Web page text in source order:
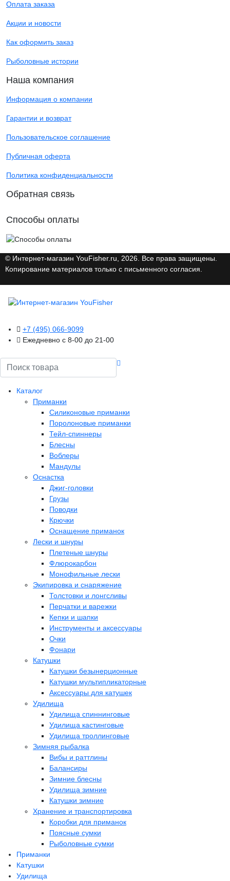
Оплата заказа
Акции и новости
Как оформить заказ
Рыболовные истории
Наша компания
Информация о компании
Гарантии и возврат
Пользовательское соглашение
Публичная оферта
Политика конфиденциальности
Обратная связь
Способы оплаты
© Интернет-магазин YouFisher.ru, 2026. Все права защищены.
Копирование материалов только с письменного согласия.
+7 (495) 066-9099
Ежедневно с 8-00 до 21-00
Поиск
Каталог
Приманки
Силиконовые приманки
Поролоновые приманки
Тейл-спиннеры
Блесны
Воблеры
Мандулы
Оснастка
Джиг-головки
Грузы
Поводки
Крючки
Оснащение приманок
Лески и шнуры
Плетеные шнуры
Флюрокарбон
Монофильные лески
Экипировка и снаряжение
Толстовки и лонгсливы
Перчатки и варежки
Кепки и шапки
Инструменты и аксессуары
Очки
Фонари
Катушки
Катушки безынерционные
Катушки мультипликаторные
Аксессуары для катушек
Удилища
Удилища спиннинговые
Удилища кастинговые
Удилища троллинговые
Зимняя рыбалка
Вибы и раттлины
Балансиры
Зимние блесны
Удилища зимние
Катушки зимние
Хранение и транспортировка
Коробки для приманок
Поясные сумки
Рыболовные сумки
Приманки
Катушки
Удилища